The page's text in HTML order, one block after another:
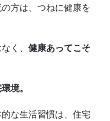
方は、つねに健康を
く、 健康あってこそ
境。
な生活習慣は、住宅